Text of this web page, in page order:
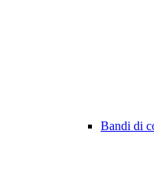
Bandi di